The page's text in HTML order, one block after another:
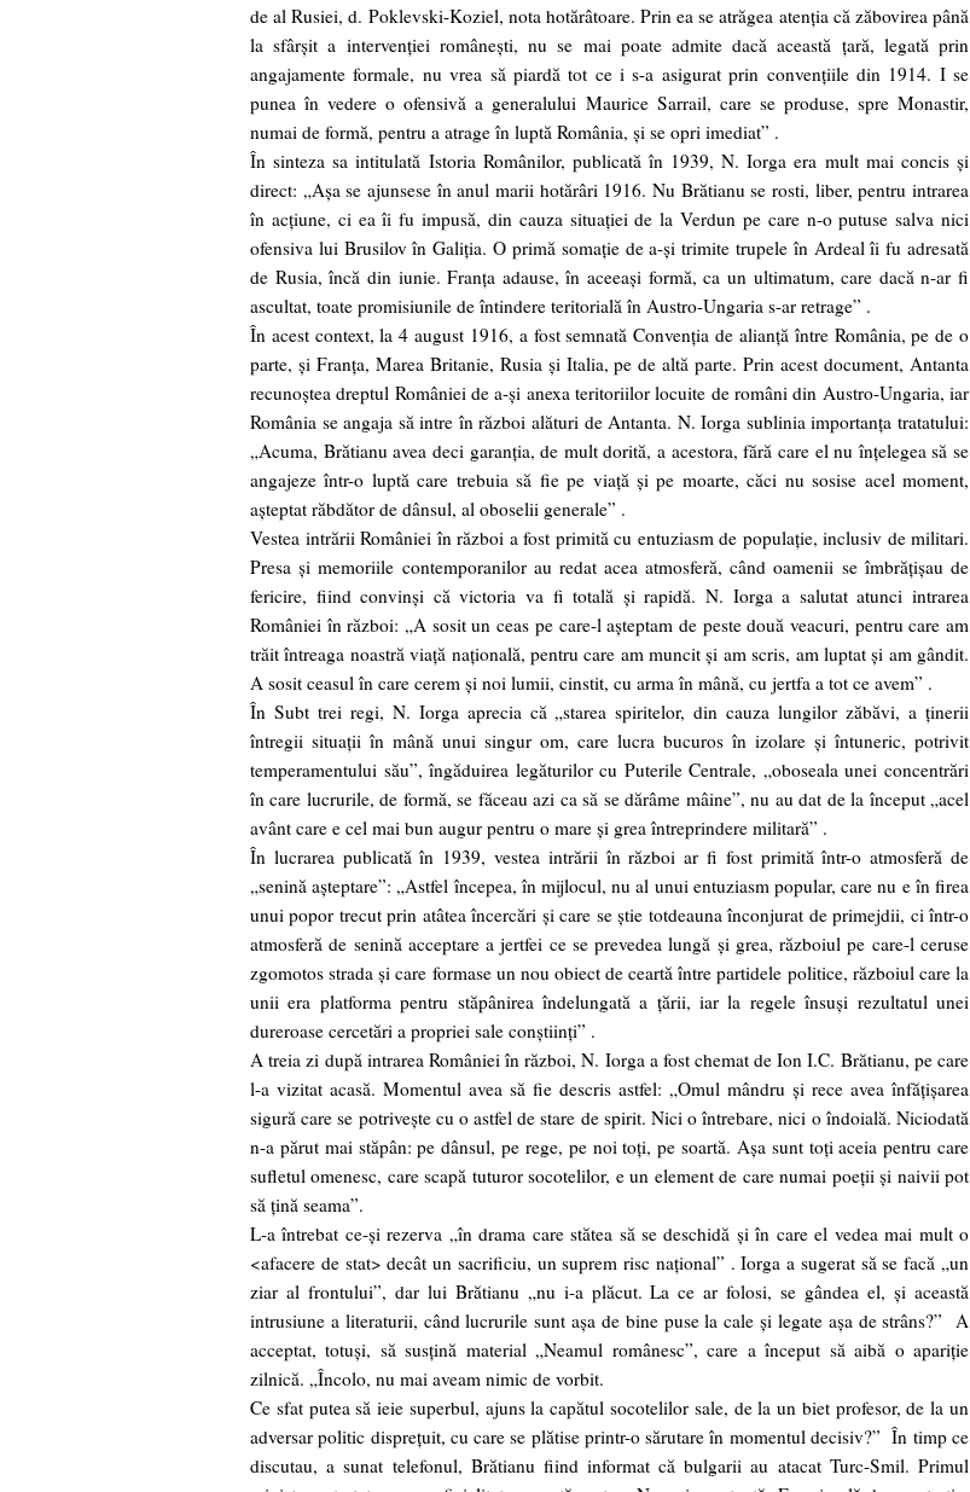
de al Rusiei, d. Poklevski-Koziel, nota hotărâtoare. Prin ea se atrăgea atenţia că zăbovirea până
la sfârşit a intervenţiei româneşti, nu se mai poate admite dacă această ţară, legată prin
angajamente formale, nu vrea să piardă tot ce i s-a asigurat prin convenţiile din 1914. I se
punea în vedere o ofensivă a generalului Maurice Sarrail, care se produse, spre Monastir,
numai de formă, pentru a atrage în luptă România, şi se opri imediat” .
În sinteza sa intitulată Istoria Românilor, publicată în 1939, N. Iorga era mult mai concis şi
direct: „Aşa se ajunsese în anul marii hotărâri 1916. Nu Brătianu se rosti, liber, pentru intrarea
în acţiune, ci ea îi fu impusă, din cauza situaţiei de la Verdun pe care n-o putuse salva nici
ofensiva lui Brusilov în Galiţia. O primă somaţie de a-şi trimite trupele în Ardeal îi fu adresată
de Rusia, încă din iunie. Franţa adause, în aceeaşi formă, ca un ultimatum, care dacă n-ar fi
ascultat, toate promisiunile de întindere teritorială în Austro-Ungaria s-ar retrage” .
În acest context, la 4 august 1916, a fost semnată Convenţia de alianţă între România, pe de o
parte, şi Franţa, Marea Britanie, Rusia şi Italia, pe de altă parte. Prin acest document, Antanta
recunoştea dreptul României de a-şi anexa teritoriilor locuite de români din Austro-Ungaria, iar
România se angaja să intre în război alături de Antanta. N. Iorga sublinia importanţa tratatului:
„Acuma, Brătianu avea deci garanţia, de mult dorită, a acestora, fără care el nu înţelegea să se
angajeze într-o luptă care trebuia să fie pe viaţă şi pe moarte, căci nu sosise acel moment,
aşteptat răbdător de dânsul, al oboselii generale” .
Vestea intrării României în război a fost primită cu entuziasm de populaţie, inclusiv de militari.
Presa şi memoriile contemporanilor au redat acea atmosferă, când oamenii se îmbrăţişau de
fericire, fiind convinşi că victoria va fi totală şi rapidă. N. Iorga a salutat atunci intrarea
României în război: „A sosit un ceas pe care-l aşteptam de peste două veacuri, pentru care am
trăit întreaga noastră viaţă naţională, pentru care am muncit şi am scris, am luptat şi am gândit.
A sosit ceasul în care cerem şi noi lumii, cinstit, cu arma în mână, cu jertfa a tot ce avem” .
În Subt trei regi, N. Iorga aprecia că „starea spiritelor, din cauza lungilor zăbăvi, a ţinerii
întregii situaţii în mână unui singur om, care lucra bucuros în izolare şi întuneric, potrivit
temperamentului său”, îngăduirea legăturilor cu Puterile Centrale, „oboseala unei concentrări
în care lucrurile, de formă, se făceau azi ca să se dărâme mâine”, nu au dat de la început „acel
avânt care e cel mai bun augur pentru o mare şi grea întreprindere militară” .
În lucrarea publicată în 1939, vestea intrării în război ar fi fost primită într-o atmosferă de
„senină aşteptare”: „Astfel începea, în mijlocul, nu al unui entuziasm popular, care nu e în firea
unui popor trecut prin atâtea încercări şi care se ştie totdeauna înconjurat de primejdii, ci într-o
atmosferă de senină acceptare a jertfei ce se prevedea lungă şi grea, războiul pe care-l ceruse
zgomotos strada şi care formase un nou obiect de ceartă între partidele politice, războiul care la
unii era platforma pentru stăpânirea îndelungată a ţării, iar la regele însuşi rezultatul unei
dureroase cercetări a propriei sale conştiinţi” .
A treia zi după intrarea României în război, N. Iorga a fost chemat de Ion I.C. Brătianu, pe care
l-a vizitat acasă. Momentul avea să fie descris astfel: „Omul mândru şi rece avea înfăţişarea
sigură care se potriveşte cu o astfel de stare de spirit. Nici o întrebare, nici o îndoială. Niciodată
n-a părut mai stăpân: pe dânsul, pe rege, pe noi toţi, pe soartă. Aşa sunt toţi aceia pentru care
sufletul omenesc, care scapă tuturor socotelilor, e un element de care numai poeţii şi naivii pot
să ţină seama”.
L-a întrebat ce-şi rezerva „în drama care stătea să se deschidă şi în care el vedea mai mult o
<afacere de stat> decât un sacrificiu, un suprem risc naţional” . Iorga a sugerat să se facă „un
ziar al frontului”, dar lui Brătianu „nu i-a plăcut. La ce ar folosi, se gândea el, şi această
intrusiune a literaturii, când lucrurile sunt aşa de bine puse la cale şi legate aşa de strâns?” A
acceptat, totuşi, să susţină material „Neamul românesc”, care a început să aibă o apariţie
zilnică. „Încolo, nu mai aveam nimic de vorbit.
Ce sfat putea să ieie superbul, ajuns la capătul socotelilor sale, de la un biet profesor, de la un
adversar politic dispreţuit, cu care se plătise printr-o sărutare în momentul decisiv?” În timp ce
discutau, a sunat telefonul, Brătianu fiind informat că bulgarii au atacat Turc-Smil. Primul